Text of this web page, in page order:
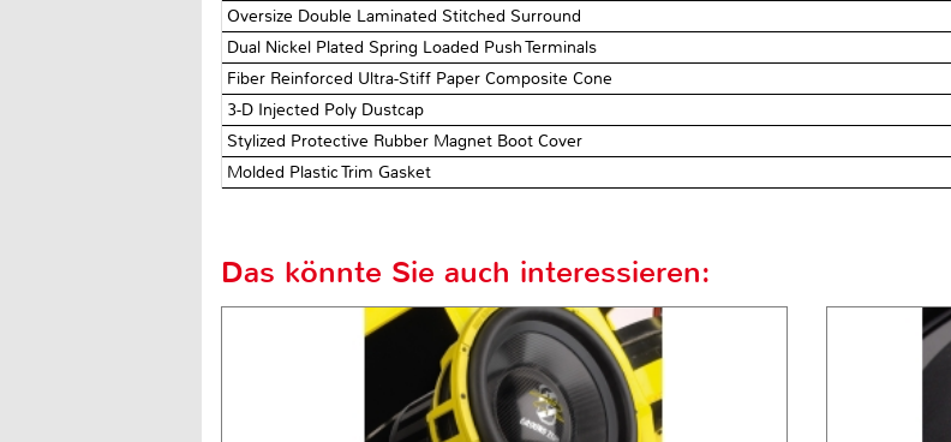
Oversize Double Laminated Stitched Surround
Dual Nickel Plated Spring Loaded Push Terminals
Fiber Reinforced Ultra-Stiff Paper Composite Cone
3-D Injected Poly Dustcap
Stylized Protective Rubber Magnet Boot Cover
Molded Plastic Trim Gasket
Das könnte Sie auch interessieren: